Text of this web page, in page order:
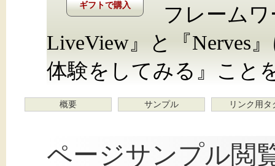
ギフトで購入
フレームワ
LiveView』と『Nerves
体験をしてみる』こと
概要 サンプル リンク用タ
ページサンプル閲